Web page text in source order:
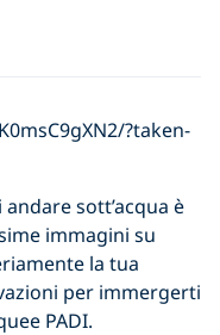
?taken-
sott’acqua è
immagini su
la tua
per immergerti
PADI.